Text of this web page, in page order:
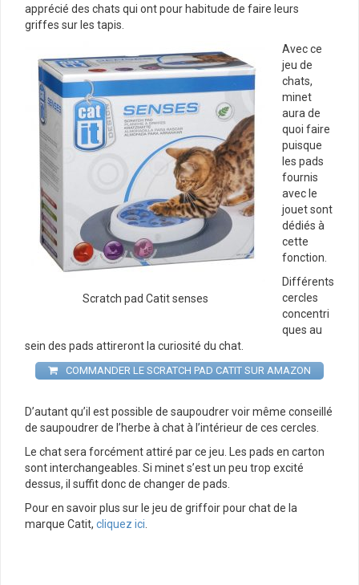
apprécié des chats qui ont pour habitude de faire leurs
griffes sur les tapis.
Scratch pad Catit senses
Avec ce
jeu de
chats,
minet
aura de
quoi faire
puisque
les pads
fournis
avec le
jouet sont
dédiés à
cette
fonction.
Différents
cercles
concentri
ques au
sein des pads attireront la curiosité du chat.
COMMANDER LE SCRATCH PAD CATIT SUR AMAZON
D’autant qu’il est possible de saupoudrer voir même conseillé
de saupoudrer de l’herbe à chat à l’intérieur de ces cercles.
Le chat sera forcément attiré par ce jeu. Les pads en carton
sont interchangeables. Si minet s’est un peu trop excité
dessus, il suffit donc de changer de pads.
Pour en savoir plus sur le jeu de griffoir pour chat de la
marque Catit, cliquez ici